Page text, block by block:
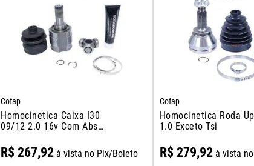
Cofap
Homocinetica Caixa I30
09/12 2.0 16v Com Abs
R$ 267,92 à vista no Pix/Boleto
Cofap
Homocinetica Roda
1.0 Exceto Tsi
R$ 279,92à vista